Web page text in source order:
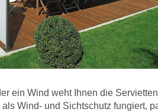
ein Wind weht Ihnen die
Wind- und Sichtschutz fungiert,